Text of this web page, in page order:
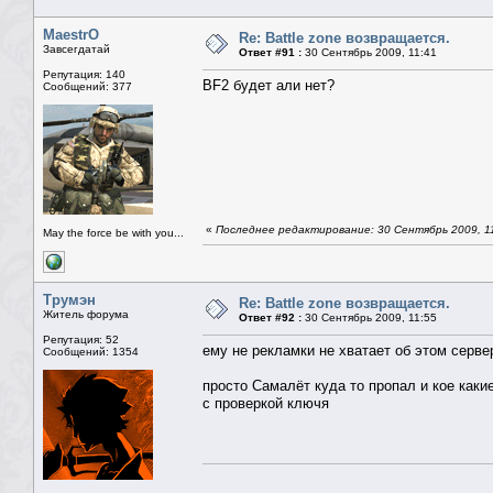
MaestrO
Завсегдатай
Репутация: 140
Сообщений: 377
May the force be with you...
Re: Battle zone возвращается.
Ответ #91 : 30 Сентябрь 2009, 11:41
BF2 будет али нет?
« Последнее редактирование: 30 Сентябрь 2009,
Трумэн
Житель форума
Репутация: 52
Сообщений: 1354
Re: Battle zone возвращается.
Ответ #92 : 30 Сентябрь 2009, 11:55
ему не рекламки не хватает об этом
просто Самалёт куда то пропал и кое
с проверкой ключя